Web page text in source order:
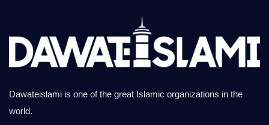
Dawateislami is one of the great Islamic organizations in the
world.